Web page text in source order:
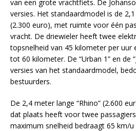
van een grote vrachtfiets. De
versies. Het standaardmodel is de
(2.300 euro), met ruimte voor één
vracht. De driewieler heeft twee
topsnelheid van 45 kilometer per uur
tot 60 kilometer. De “Urban 1” en de
versies van het standaardmodel,
bestuurders.
De 2,4 meter lange “Rhino” (2.600
dat plaats heeft voor twee
maximum snelheid bedraagt 65 km/u